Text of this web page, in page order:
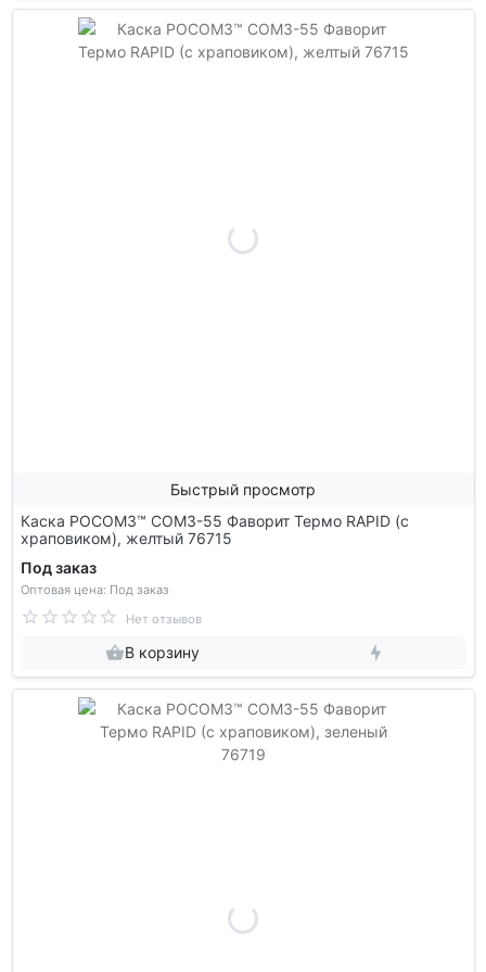
Быстрый просмотр
Каска РОСОМЗ™ СОМЗ-55 Фаворит Термо RAPID (с
храповиком), желтый 76715
Под заказ
Оптовая цена: Под заказ
Нет отзывов
В корзину